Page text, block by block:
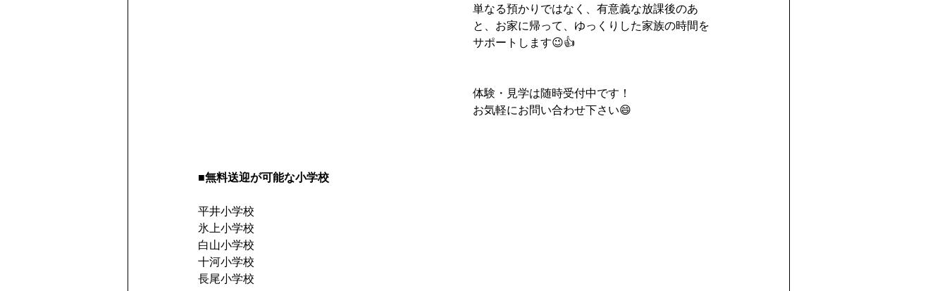
単なる預かりではなく、有意義な放課後のあ
と、お家に帰って、ゆっくりした家族の時間を
サポートします😉👍
体験・見学は随時受付中です！
お気軽にお問い合わせ下さい😄
■無料送迎が可能な小学校
平井小学校
氷上小学校
白山小学校
十河小学校
長尾小学校